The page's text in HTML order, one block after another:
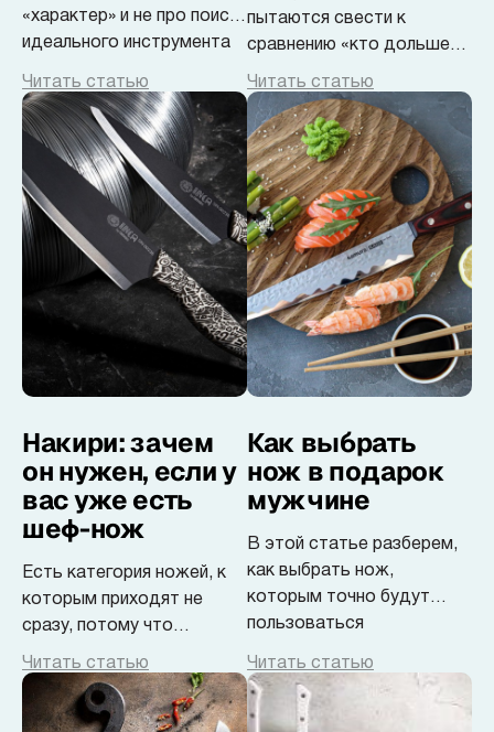
«характер» и не про поиск
идеального инструмента
Читать статью
пытаются свести к
сравнению «кто дольше
держит заточку» или «что
считается премиумом».
Читать статью
Накири: зачем
он нужен, если у
вас уже есть
шеф-нож
Есть категория ножей, к
которым приходят не
сразу, потому что
выглядят слишком узко
специализированными
Читать статью
Как выбрать
нож в подарок
мужчине
В этой статье разберем,
как выбрать нож,
которым точно будут
пользоваться
Читать статью